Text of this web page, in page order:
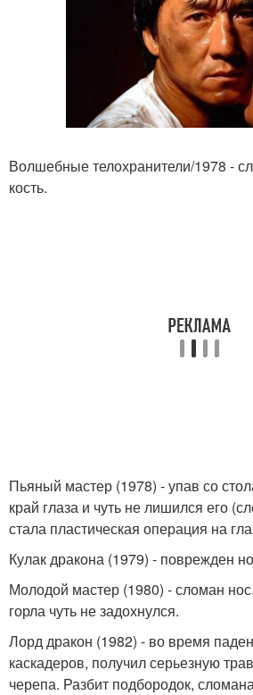
Волшебные телохранители/1978 -
кость.
Пьяный мастер (1978) - упав со
край глаза и чуть не лишился его
стала пластическая операция на
Кулак дракона (1979) - поврежден
Молодой мастер (1980) - сломан
горла чуть не задохнулся.
Лорд дракон (1982) - во время
каскадеров, получил серьезную
черепа. Разбит подбородок,